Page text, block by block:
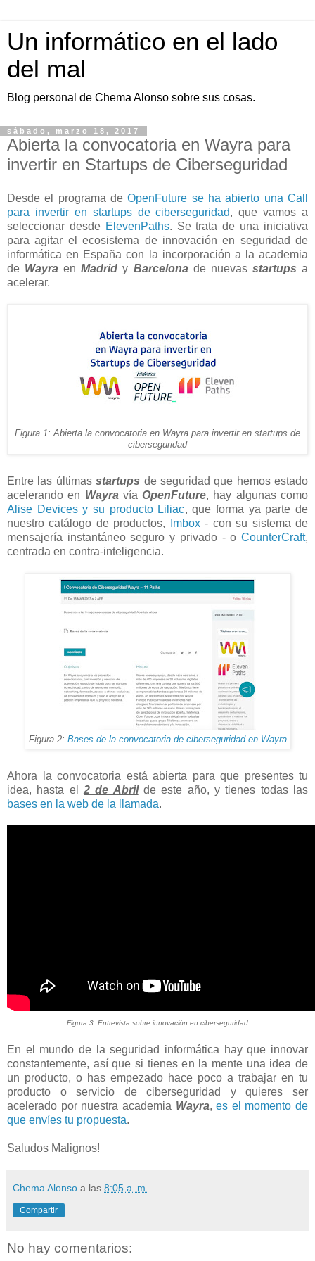
Un informático en el lado
del mal
Blog personal de Chema Alonso sobre sus cosas.
sábado, marzo 18, 2017
Abierta la convocatoria en Wayra para
invertir en Startups de Ciberseguridad
Desde el programa deOpenFuture se ha abierto una Call
para invertir en startups de ciberseguridad, que vamos a
seleccionar desde ElevenPaths. Se trata de una iniciativa
para agitar el ecosistema de innovación en seguridad de
informática en España con la incorporación a la academia
de Wayra enMadrid y Barcelona de nuevas startups a
acelerar.
Figura 1: Abierta la convocatoria en Wayra para invertir en startups de
ciberseguridad
Entre las últimasstartups de seguridad que hemos estado
acelerando en Wayra víaOpenFuture, hay algunas como
Alise Devices y su producto Liliac, que forma ya parte de
nuestro catálogo de productos,
Imbox- con su sistema de
mensajería instantáneo seguro y privado - o CounterCraft,
centrada en contra-inteligencia.
Figura 2: Bases de la convocatoria de ciberseguridad en Wayra
Ahora la convocatoria está abierta para que presentes tu
idea, hasta el 2 de Abrilde este año, y tienes todas las
bases en la web de la llamada.
Figura 3: Entrevista sobre innovación en ciberseguridad
En el mundo de la seguridad informática hay que innovar
constantemente, así que si tienes en la mente una idea de
un producto, o has empezado hace poco a trabajar en tu
producto o servicio de ciberseguridad y quieres ser
acelerado por nuestra academia Wayra,es el momento de
que envíes tu propuesta.
Saludos Malignos!
Chema Alonso a las 8:05 a. m.
Compartir
No hay comentarios: